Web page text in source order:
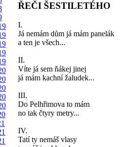
ŘEČI ŠESTILETÉHO
I.
Já nemám dům já mám panelák
a ten je všech...
II.
Víte já sem ňákej jinej
já mám kachní žaludek...
III.
Do Pelhřimova to mám
no tak čtyry metry...
IV.
Tatí ty nemáš vlasy